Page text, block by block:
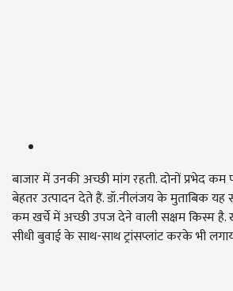
बाजार में उनकी अच्छी मांग रहती. दोनों प्रभेद
बेहतर उत्पादन देते हैं. डॉ.नीलंजय के मुताबिक
कम खर्चे में अच्छी उपज देने वाली सक्षम किस्म है.
सीधी बुवाई के साथ-साथ ट्रांसप्लांट करके भी